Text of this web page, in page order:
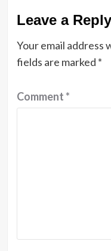
Leave a Reply
Your email address
fields are marked *
Comment*